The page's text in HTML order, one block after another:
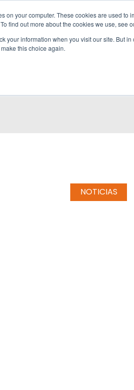
on your computer. These cookies are used
find out more about the cookies we use, see
your information when you visit our site. But
this choice again.
NOTICIAS